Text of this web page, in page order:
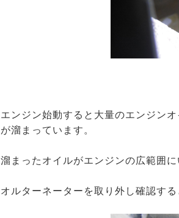
エンジン始動すると大量のエンジン
が溜まっています。
溜まったオイルがエンジンの広範囲
オルターネーターを取り外し確認する